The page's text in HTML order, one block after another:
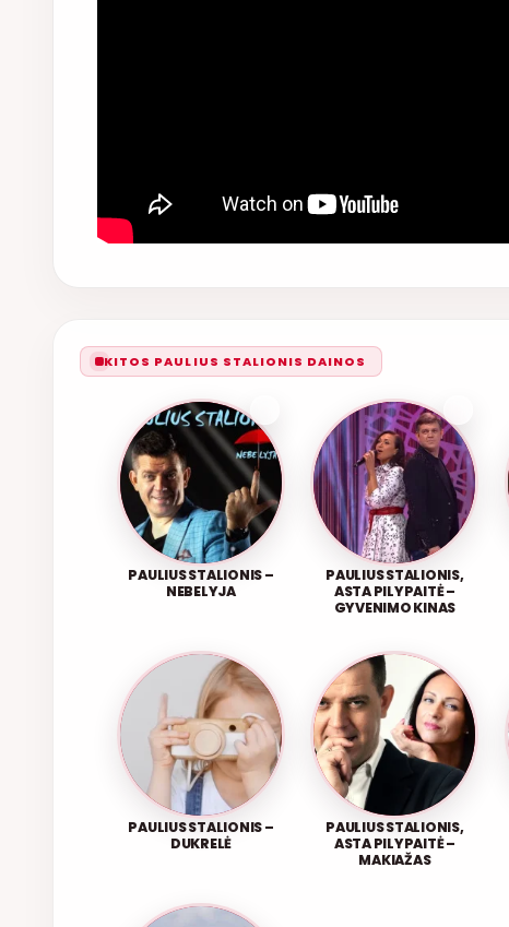
KITOS PAULIUS STALIONIS DAINOS
PAULIUS STALIONIS –
NEBELYJA
PAULIUS STALIONIS,
ASTA PILYPAITĖ –
GYVENIMO KINAS
PAULIUS STALIONIS –
DUKRELĖ
PAULIUS STALIONIS,
ASTA PILYPAITĖ –
MAKIAŽAS